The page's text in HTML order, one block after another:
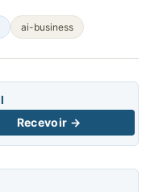
ai-business
Recevoir →